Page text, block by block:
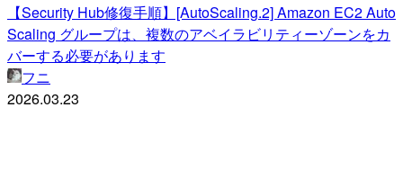
【Security Hub修復手順】[AutoScaling.2] Amazon EC2 Auto
Scaling グループは、複数のアベイラビリティーゾーンをカ
バーする必要があります
フニ
2026.03.23